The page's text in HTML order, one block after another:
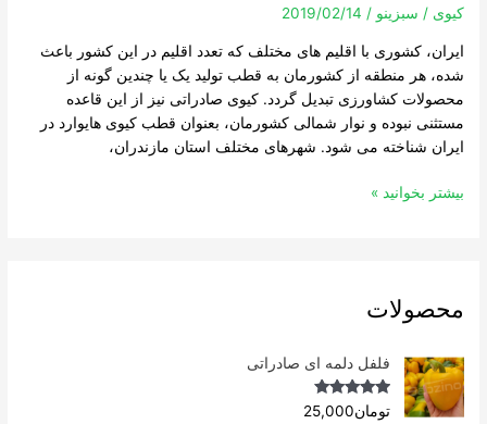
کیوی / سبزینو/
2019/02/14
ایران، کشوری با اقلیم های مختلف که تعدد اقلیم در این کشور باعث
شده، هر منطقه از کشورمان به قطب تولید یک یا چندین گونه از
محصولات کشاورزی تبدیل گردد. کیوی صادراتی نیز از این قاعده
مستثنی نبوده و نوار شمالی کشورمان، بعنوان قطب کیوی هایوارد در
ایران شناخته می شود. شهرهای مختلف استان مازندران،
بیشتر بخوانید »
محصولات
فلفل دلمه ای صادراتی
Rated4.96
تومان25,000